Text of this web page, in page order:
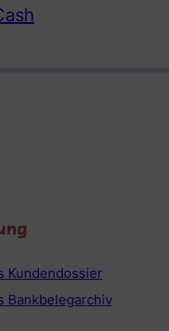
Kundendossier
Bankbelegarchiv